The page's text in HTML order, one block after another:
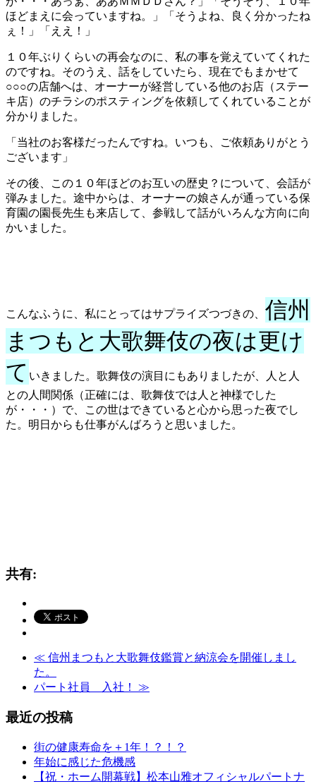
ほどまえに会っていますね。」「そうよね、良く分かったね
ぇ！」「ええ！」
１０年ぶりくらいの再会なのに、私の事を覚えていてくれた
のですね。そのうえ、話をしていたら、現在でもまかせて
○○○の店舗へは、オーナーが経営している他のお店（ステー
キ店）のチラシのポスティングを依頼してくれていることが
分かりました。
「当社のお客様だったんですね。いつも、ご依頼ありがとう
ございます」
その後、この１０年ほどのお互いの歴史？について、会話が
弾みました。途中からは、オーナーの娘さんが通っている保
育園の園長先生も来店して、参戦して話がいろんな方向に向
かいました。
こんなふうに、私にとってはサプライズつづきの、 信州
まつもと大歌舞伎の夜は更け
て いきました。歌舞伎の演目にもありましたが、人と人
との人間関係（正確には、歌舞伎では人と神様でした
が・・・）で、この世はできていると心から思った夜でし
た。明日からも仕事がんばろうと思いました。
共有:
≪ 信州まつもと大歌舞伎鑑賞と納涼会を開催しまし
た。
パート社員 入社！ ≫
最近の投稿
街の健康寿命を＋1年！？！？
年始に感じた危機感
【祝・ホーム開幕戦】松本山雅オフィシャルパートナ